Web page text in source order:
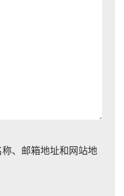
、邮箱地址和网站地